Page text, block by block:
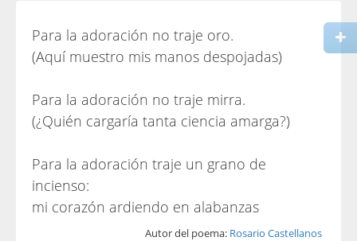
Para la adoración no traje oro.
(Aquí muestro mis manos despojadas)
Para la adoración no traje mirra.
(¿Quién cargaría tanta ciencia amarga?)
Para la adoración traje un grano de
incienso:
mi corazón ardiendo en alabanzas
Autor del poema: Rosario Castellanos